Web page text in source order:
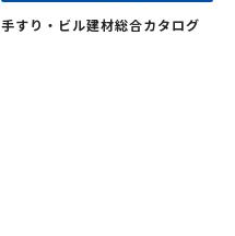
手すり・ビル建材総合カタログ